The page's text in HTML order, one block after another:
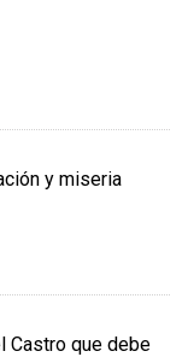
y miseria
Castro que debe